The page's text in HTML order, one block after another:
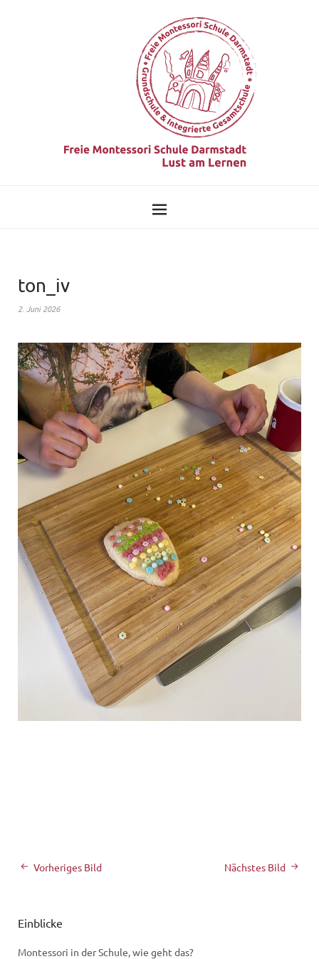
ton_iv
2. Juni 2026
Nächstes Bild
Vorheriges Bild
Einblicke
Montessori in der Schule, wie geht das?